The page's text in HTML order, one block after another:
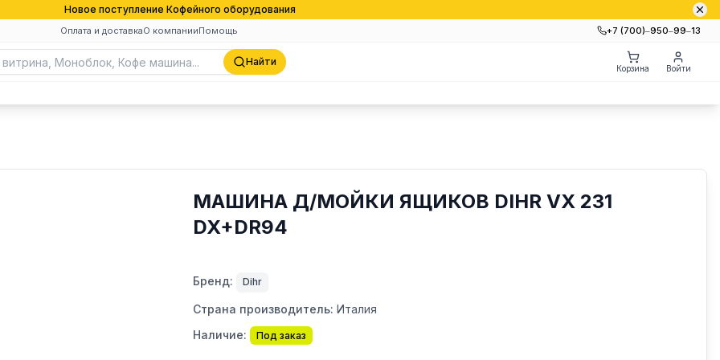
Новое поступление Кофейного оборудования
Оплата и доставкаО компанииПомощь +7 (700)‒950‒99‒13
Найти
Корзина Войти
МАШИНА Д/МОЙКИ ЯЩИКОВ DIHR VX 231
DX+DR94
Бренд: Dihr
Страна производитель: Италия
Наличие:
Под заказ